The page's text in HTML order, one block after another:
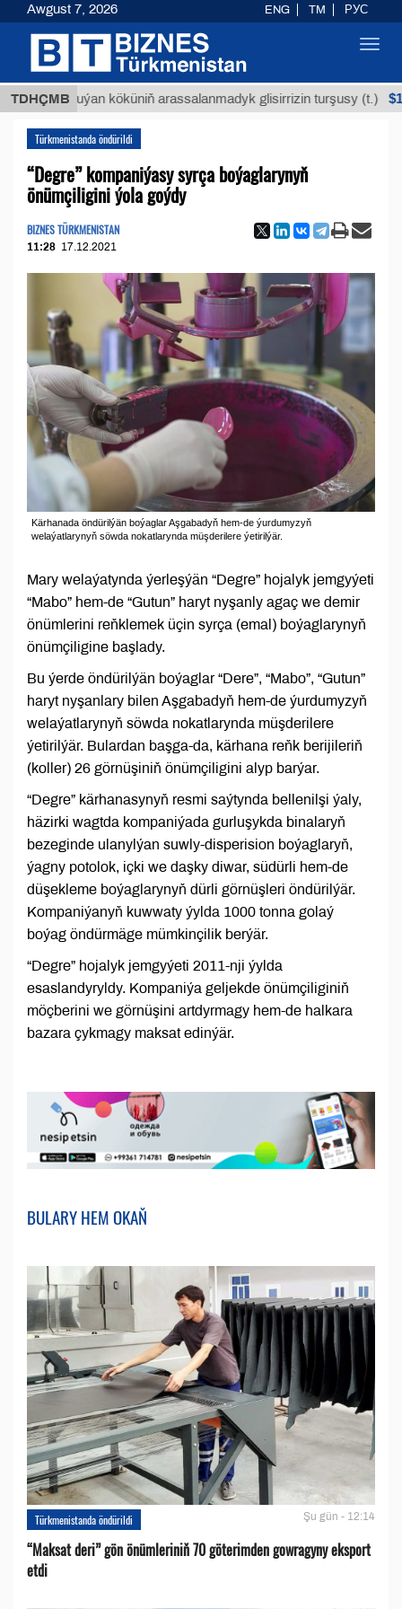
TDHÇMB
Buýan köküniň arassalanmadyk glisirrizin turşusy (t.)
Türkmenistanda öndürildi
“Degre” kompaniýasy syrça boýaglarynyň
önümçiligini ýola goýdy
BIZNES TÜRKMENISTAN
11:28 17.12.2021
Kärhanada öndürilýän boýaglar Aşgabadyň hem-de ýurdumyzyň
welaýatlarynyň söwda nokatlarynda müşderilere ýetirilýär.
Mary welaýatynda ýerleşýän “Degre” hojalyk jemgyýeti
“Mabo” hem-de “Gutun” haryt nyşanly agaç we demir
önümlerini reňklemek üçin syrça (emal) boýaglarynyň
önümçiligine başlady.
Bu ýerde öndürilýän boýaglar “Dere”, “Mabo”, “Gutun”
haryt nyşanlary bilen Aşgabadyň hem-de ýurdumyzyň
welaýatlarynyň söwda nokatlarynda müşderilere
ýetirilýär. Bulardan başga-da, kärhana reňk berijileriň
(koller) 26 görnüşiniň önümçiligini alyp barýar.
“Degre” kärhanasynyň resmi saýtynda bellenilşi ýaly,
häzirki wagtda kompaniýada gurluşykda binalaryň
bezeginde ulanylýan suwly-disperision boýaglaryň,
ýagny potolok, içki we daşky diwar, südürli hem-de
düşekleme boýaglarynyň dürli görnüşleri öndürilýär.
Kompaniýanyň kuwwaty ýylda 1000 tonna golaý
boýag öndürmäge mümkinçilik berýär.
“Degre” hojalyk jemgyýeti 2011-nji ýylda
esaslandyryldy. Kompaniýa geljekde önümçiliginiň
möçberini we görnüşini artdyrmagy hem-de halkara
bazara çykmagy maksat edinýär.
BULARY HEM OKAŇ
Türkmenistanda öndürildi Şu gün - 12:14
“Maksat deri” gön önümleriniň 70 göterimden gowragyny eksport
etdi
Awgust 7, 2026 ENG TM РУС